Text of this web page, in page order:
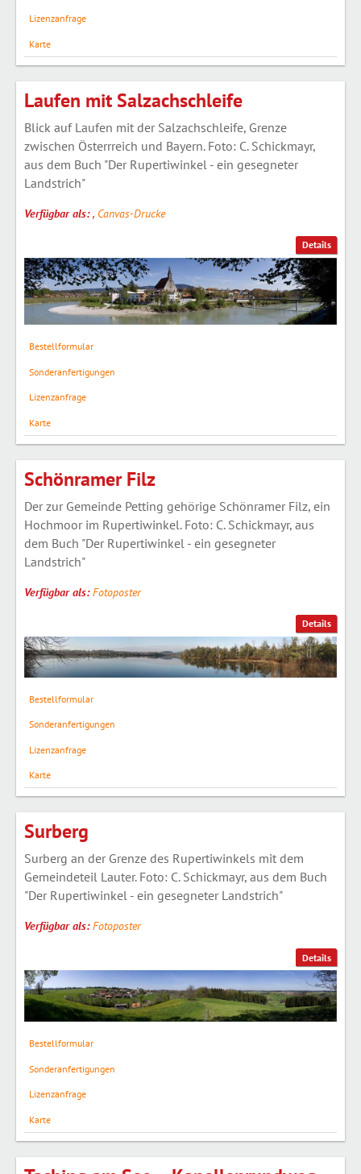
Lizenzanfrage
Karte
Details
Laufen mit Salzachschleife
Blick auf Laufen mit der Salzachschleife, Grenze
zwischen Österrreich und Bayern. Foto: C. Schickmayr,
aus dem Buch "Der Rupertiwinkel - ein gesegneter
Landstrich"
Verfügbar als:, Canvas-Drucke
Bestellformular
Sonderanfertigungen
Lizenzanfrage
Karte
Details
Schönramer Filz
Der zur Gemeinde Petting gehörige Schönramer Filz, ein
Hochmoor im Rupertiwinkel. Foto: C. Schickmayr, aus
dem Buch "Der Rupertiwinkel - ein gesegneter
Landstrich"
Verfügbar als:Fotoposter
Bestellformular
Sonderanfertigungen
Lizenzanfrage
Karte
Details
Surberg
Surberg an der Grenze des Rupertiwinkels mit dem
Gemeindeteil Lauter. Foto: C. Schickmayr, aus dem Buch
"Der Rupertiwinkel - ein gesegneter Landstrich"
Verfügbar als:Fotoposter
Bestellformular
Sonderanfertigungen
Lizenzanfrage
Karte